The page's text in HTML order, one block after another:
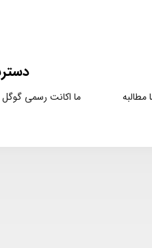
ما اکانت رسمی گوگل